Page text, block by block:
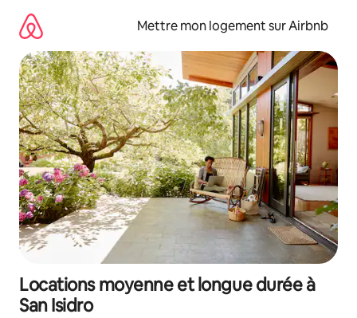
directement
contenu
Mettre mon logement sur Airbnb
Locations moyenne et longue durée à
San Isidro